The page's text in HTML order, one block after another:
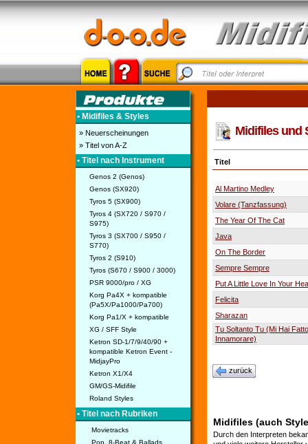
• Midifiles & Styles
» Neuerscheinungen
» Titel von A-Z
• Titel nach Instrument
Genos 2 (Genos)
Genos (SX920)
Tyros 5 (SX900)
Tyros 4 (SX720 / S970 /
S975)
Tyros 3 (SX700 / S950 /
S770)
Tyros 2 (S910)
Tyros (S670 / S900 / 3000)
PSR 9000/pro / XG
Korg Pa4X + kompatible
(Pa5X/Pa1000/Pa700)
Korg Pa1/X + kompatible
XG / SFF Style
Ketron SD-1/7/9/40/90 +
kompatible Ketron Event -
MidjayPro
Ketron X1/X4
GM/GS-Midifile
Roland Styles
• Titel nach Rubriken
Movietracks
Pop, 8-Beat & Ballads
Midifiles und
Titel
Al Martino Medley
Volare (Tanzfassung)
The Year Of The Cat
Java
On The Border
Sempre Sempre
Put A Little Love In Your
Felicita
Sharazan
Tu Soltanto Tu (Mi Hai Fatto
Innamorare)
zurück
Midifiles (auch
Durch den Interpreten